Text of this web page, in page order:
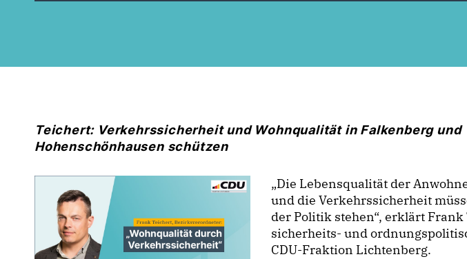
Teichert: Verkehrssicherheit und Wohnqualität in Falkenberg und
Hohenschönhausen schützen
Die Lebensqualität der
und die Verkehrssicherheit
der Politik stehen“, erklärt Frank
sicherheits- und
CDU-Fraktion Lichtenberg.